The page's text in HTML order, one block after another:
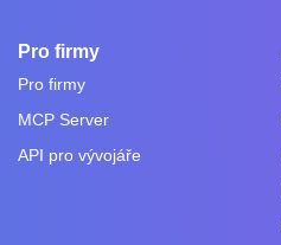
Pro firmy
Pro firmy
MCP Server
API pro vývojáře